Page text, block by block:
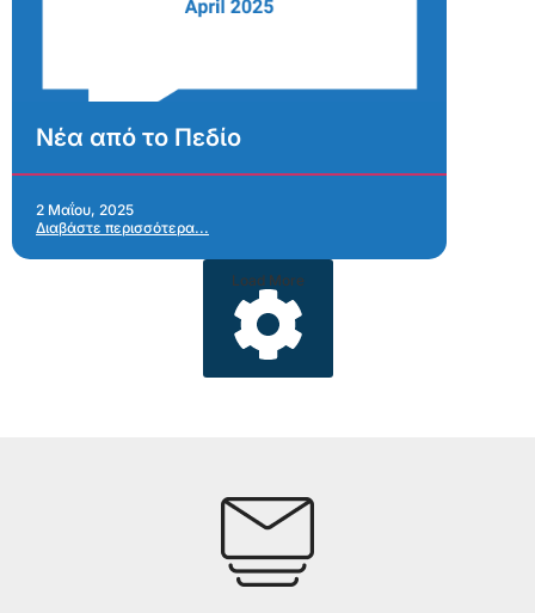
Νέα από το Πεδίο
2 Μαΐου, 2025
Διαβάστε περισσότερα...
Load More